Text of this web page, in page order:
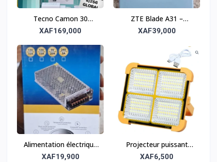
Tecno Camon 30
Loewe – Performance
XAF169,000
ZTE Blade A31 –
Smartphone compact
XAF39,000
Alimentation électrique
– Source d’énergie
XAF19,900
Projecteur puissant
étanche – Utilisation
XAF6,500